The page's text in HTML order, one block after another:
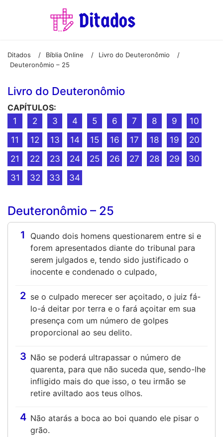
Ditados / Bíblia Online / Livro do Deuteronômio
/
Deuteronômio – 25
Livro do Deuteronômio
CAPÍTULOS:
1
2 3 4 5 6 7 8 9
10
11
12 13 14 15 16 17 18 19
20
21
22 23 24 25 26 27 28 29
30
31
32 33 34
Deuteronômio – 25
1
Quando dois homens questionarem entre si e
forem apresentados diante do tribunal para
serem julgados e, tendo sido justificado o
inocente e condenado o culpado,
2 se o culpado merecer ser açoitado, o juiz fá-
lo-á deitar por terra e o fará açoitar em sua
presença com um número de golpes
proporcional ao seu delito.
3 Não se poderá ultrapassar o número de
quarenta, para que não suceda que, sendo-lhe
infligido mais do que isso, o teu irmão se
retire aviltado aos teus olhos.
4 Não atarás a boca ao boi quando ele pisar o
grão.